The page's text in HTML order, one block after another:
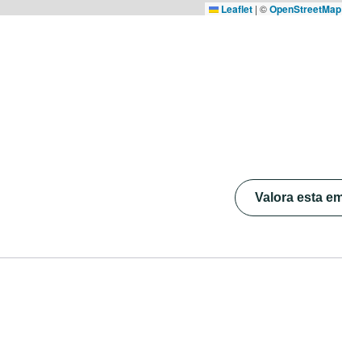
Leaflet | ©OpenStreetMap
Valora esta